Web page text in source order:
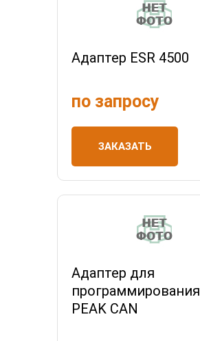
Адаптер ESR 4500
по запросу
ЗАКАЗАТЬ
Адаптер для
программирования
PEAK CAN